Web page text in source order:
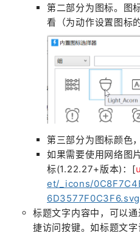
第二部分为图标。图
看（为动作设置图标
第三部分为图标颜色
如果需要使用网络图
标(1.22.27+版本)： [
et/_icons/
6D3577F0C3F6.svg
标题文字内容中，可以
捷访问按键。如标题文